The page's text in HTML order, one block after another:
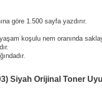
göre 1.500 sayfa yazdırır.
koşulu nem oranında
Siyah Orijinal Toner